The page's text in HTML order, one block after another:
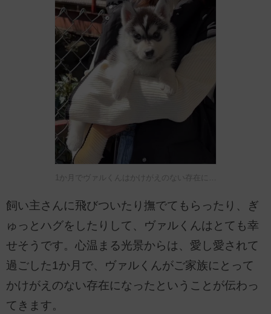
1か月でヴァルくんはかけがえのない存在に…
飼い主さんに飛びついたり撫でてもらったり、ぎ
ゅっとハグをしたりして、ヴァルくんはとても幸
せそうです。心温まる光景からは、愛し愛されて
過ごした1か月で、ヴァルくんがご家族にとって
かけがえのない存在になったということが伝わっ
てきます。